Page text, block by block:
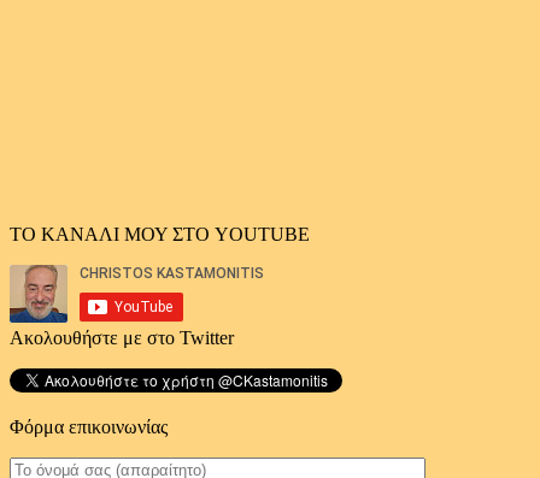
ΤΟ ΚΑΝΑΛΙ ΜΟΥ ΣΤΟ YOUTUBE
Ακολουθήστε με στο Twitter
Φόρμα επικοινωνίας